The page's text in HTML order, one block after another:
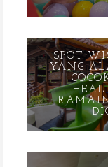
SPOT
YANG